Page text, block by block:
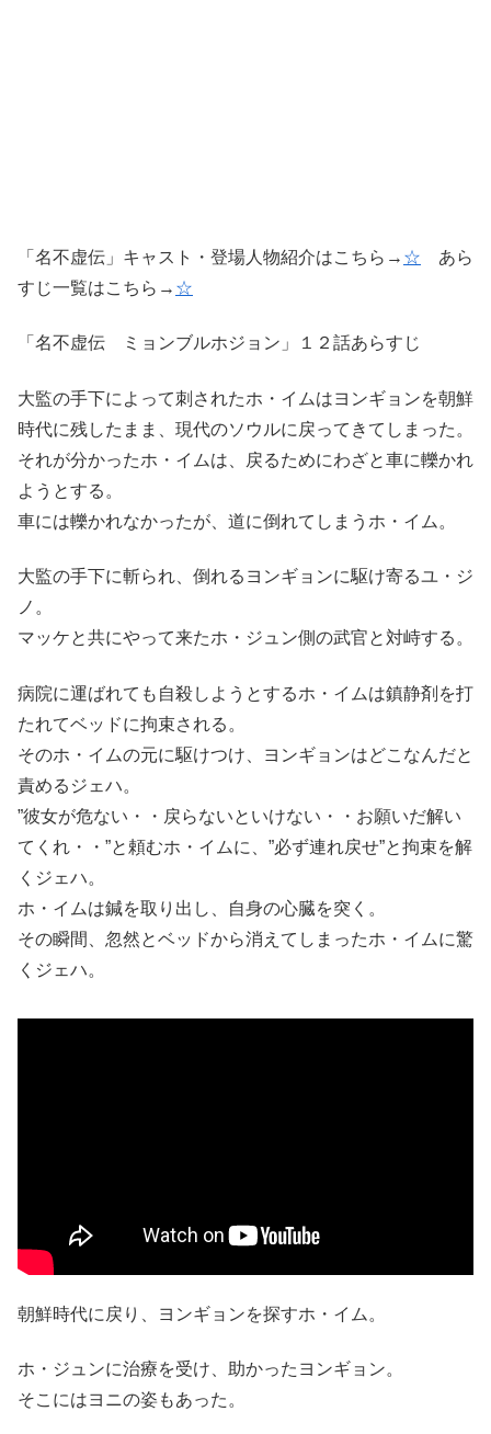
「名不虚伝」キャスト・登場人物紹介はこちら→ ☆ あら
すじ一覧はこちら→ ☆
「名不虚伝 ミョンブルホジョン」１２話あらすじ
大監の手下によって刺されたホ・イムはヨンギョンを朝鮮
時代に残したまま、現代のソウルに戻ってきてしまった。
それが分かったホ・イムは、戻るためにわざと車に轢かれ
ようとする。
車には轢かれなかったが、道に倒れてしまうホ・イム。
大監の手下に斬られ、倒れるヨンギョンに駆け寄るユ・ジ
ノ。
マッケと共にやって来たホ・ジュン側の武官と対峙する。
病院に運ばれても自殺しようとするホ・イムは鎮静剤を打
たれてベッドに拘束される。
そのホ・イムの元に駆けつけ、ヨンギョンはどこなんだと
責めるジェハ。
”彼女が危ない・・戻らないといけない・・お願いだ解い
てくれ・・”と頼むホ・イムに、”必ず連れ戻せ”と拘束を解
くジェハ。
ホ・イムは鍼を取り出し、自身の心臓を突く。
その瞬間、忽然とベッドから消えてしまったホ・イムに驚
くジェハ。
朝鮮時代に戻り、ヨンギョンを探すホ・イム。
ホ・ジュンに治療を受け、助かったヨンギョン。
そこにはヨニの姿もあった。